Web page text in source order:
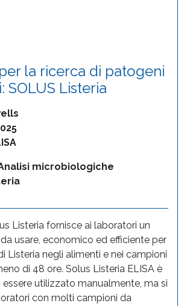
la ricerca di patogeni
SOLUS Listeria
microbiologiche
Listeria fornisce ai laboratori un
usare, economico ed efficiente per
Listeria negli alimenti e nei campioni
di 48 ore. Solus Listeria ELISA è
utilizzato manualmente, ma si
con molti campioni da